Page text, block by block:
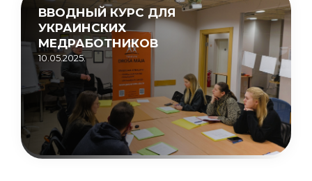
ВВОДНЫЙ КУРС ДЛЯ
УКРАИНСКИХ
МЕДРАБОТНИКОВ
10.05.2025.